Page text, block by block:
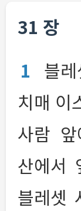
31 장
1 블
치매 이
사람
산에서
블레셋